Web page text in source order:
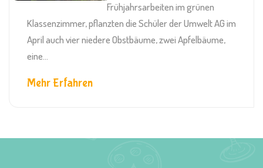
Frühjahrsarbeiten im grünen
Klassenzimmer, pflanzten die Schüler der Umwelt AG im
April auch vier niedere Obstbäume, zwei Apfelbäume,
eine...
Mehr Erfahren